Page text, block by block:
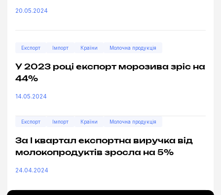
20.05.2024
Експорт Імпорт Країни Молочна продукція
У 2023 році експорт морозива зріс на
44%
14.05.2024
Експорт Імпорт Країни Молочна продукція
За І квартал експортна виручка від
молокопродуктів зросла на 5%
24.04.2024